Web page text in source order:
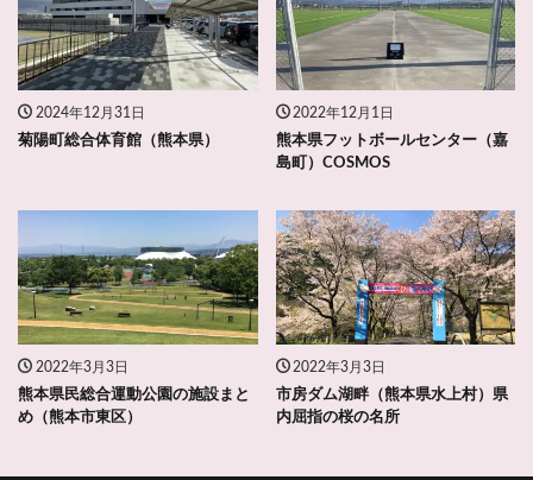
2024年12月31日
菊陽町総合体育館（熊本県）
2022年12月1日
熊本県フットボールセンター（嘉
島町）COSMOS
2022年3月3日
熊本県民総合運動公園の施設まと
め（熊本市東区）
2022年3月3日
市房ダム湖畔（熊本県水上村）県
内屈指の桜の名所